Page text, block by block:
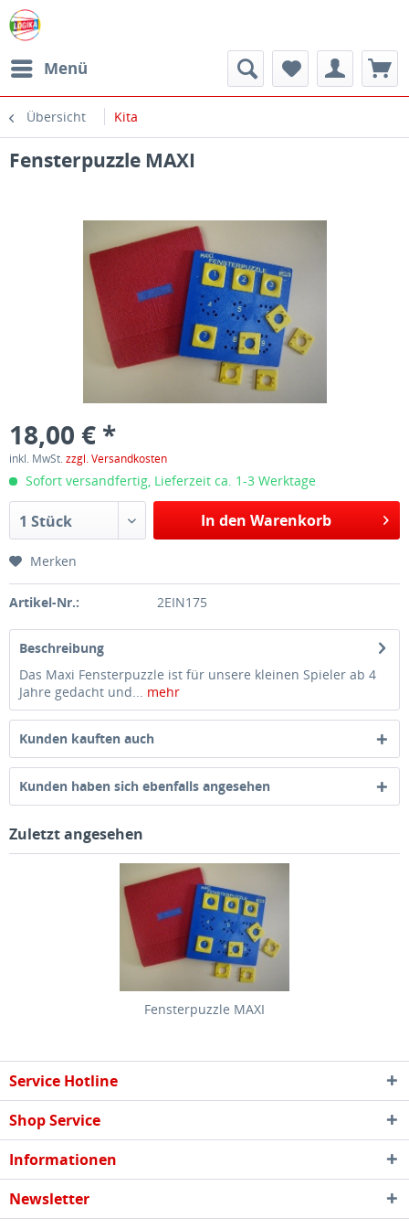
Menü
Übersicht Kita
Fensterpuzzle MAXI
18,00 € *
inkl. MwSt.zzgl. Versandkosten
Sofort versandfertig, Lieferzeit ca. 1-3 Werktage
1 Stück In den Warenkorb
Merken
Artikel-Nr.: 2EIN175
Beschreibung
Das Maxi Fensterpuzzle ist für unsere kleinen Spieler ab 4
Jahre gedacht und... mehr
Kunden kauften auch
Kunden haben sich ebenfalls angesehen
Zuletzt angesehen
Fensterpuzzle MAXI
Service Hotline
Shop Service
Informationen
Newsletter